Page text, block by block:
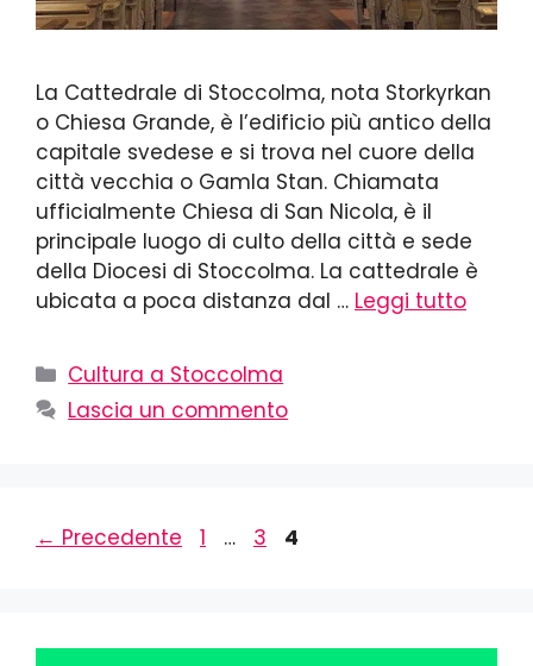
La Cattedrale di Stoccolma, nota Storkyrkan
o Chiesa Grande, è l’edificio più antico della
capitale svedese e si trova nel cuore della
città vecchia o Gamla Stan. Chiamata
ufficialmente Chiesa di San Nicola, è il
principale luogo di culto della città e sede
della Diocesi di Stoccolma. La cattedrale è
ubicata a poca distanza dal … Leggi tutto
Cultura a Stoccolma
Lascia un commento
← Precedente 1 … 3 4